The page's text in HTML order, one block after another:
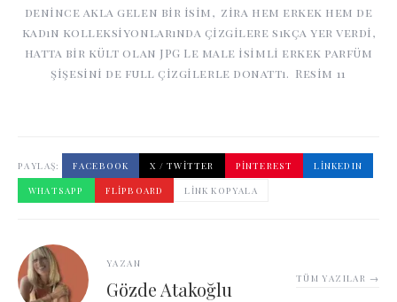
denince akla gelen bir isim, zira hem erkek hem de
kadın kolleksiyonlarında çizgilere sıkça yer verdi,
hatta bir kült olan JPG Le male isimli erkek parfüm
şişesini de full çizgilerle donattı. Resim 11
PAYLAŞ: FACEBOOK X / TWITTER PINTEREST
LINKEDIN
WHATSAPP
FLIPBOARD LINK KOPYALA
YAZAN
Gözde Atakoğlu TÜM YAZILAR →